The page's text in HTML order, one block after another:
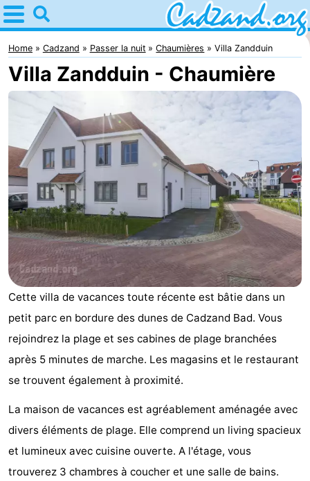
Home
Cadzand
Astuces
enfants
Passer
la
nuit
Appartements
Campings
Chaumières
-
Bad
Meersee
-
Beach
Resort
-
De
-
Noordzee
-
Home Cadzand Passer la nuit Chaumières Villa Zandduin
Villa Zandduin - Chaumière
Cette villa de vacances toute récente est bâtie dans un
petit parc en bordure des dunes de Cadzand Bad. Vous
rejoindrez la plage et ses cabines de plage branchées
après 5 minutes de marche. Les magasins et le restaurant
se trouvent également à proximité.
La maison de vacances est agréablement aménagée avec
divers éléments de plage. Elle comprend un living spacieux
et lumineux avec cuisine ouverte. A l'étage, vous
trouverez 3 chambres à coucher et une salle de bains.